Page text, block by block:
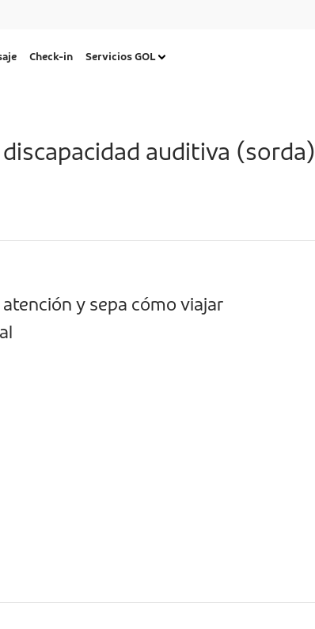
Check-in Servicios GOL
discapacidad auditiva (sorda)
y sepa cómo viajar